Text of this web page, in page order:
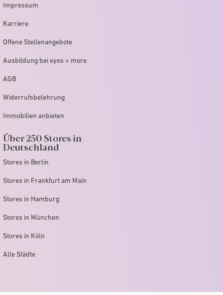
Impressum
Karriere
Offene Stellenangebote
Ausbildung bei eyes + more
AGB
Widerrufsbelehrung
Immobilien anbieten
Über 250 Stores in
Deutschland
Stores in Berlin
Stores in Frankfurt am Main
Stores in Hamburg
Stores in München
Stores in Köln
Alle Städte